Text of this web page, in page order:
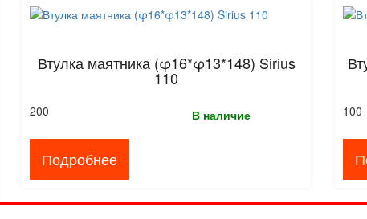
Втулка маятника (φ16*φ13*148) Sirius
110
В наличие
200
Подробнее
100